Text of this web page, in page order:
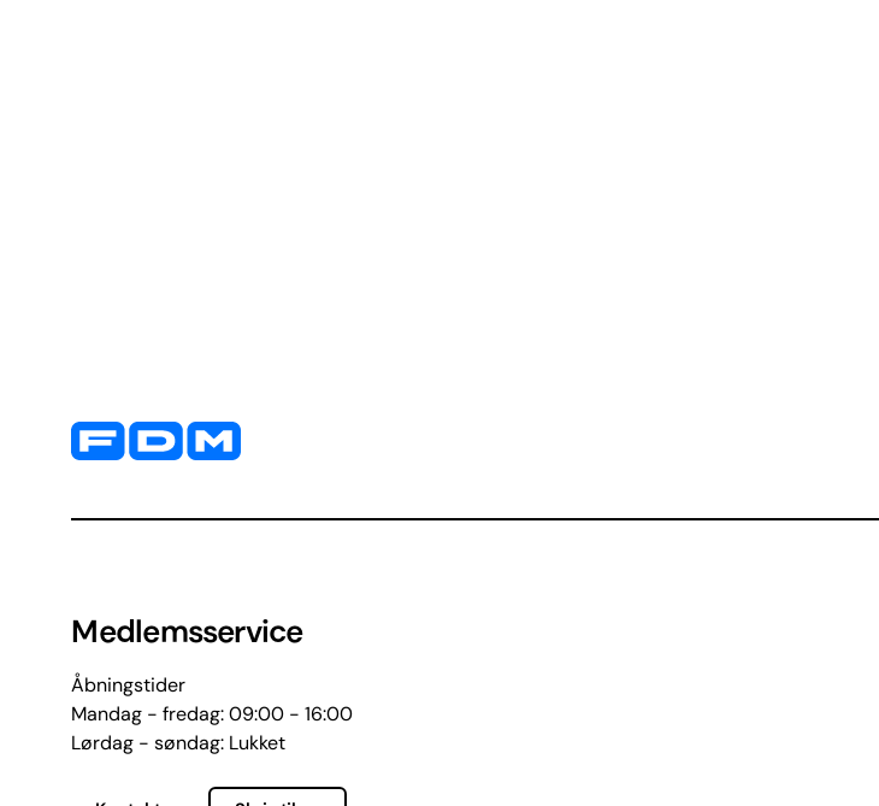
Yderligere information og kontaktoplysninger
Medlemsservice
Åbningstider
Mandag - fredag: 09:00 - 16:00
Lørdag - søndag: Lukket